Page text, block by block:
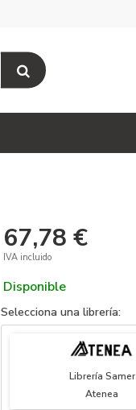
67,78 €
IVA incluido
Disponible
Selecciona una librería:
Librería Samer
Atenea